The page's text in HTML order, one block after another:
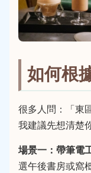
如何根
很多人問：「東
我建議先想清楚
場景一：帶筆電
選午後書房或窩